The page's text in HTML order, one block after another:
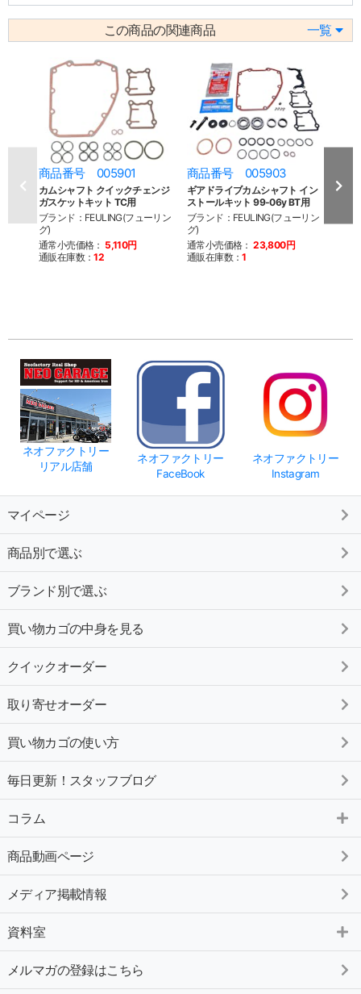
この商品の関連商品 一覧
商品番号 005901
カムシャフト クイックチェンジ
ガスケットキット TC用
ブランド：FEULING(フューリン
グ)
通常小売価格： 5,110円
通販在庫数：12
商品番号 005903
ギアドライブカムシャフト イン
ストールキット 99-06y BT用
ブランド：FEULING(フューリン
グ)
通常小売価格： 23,800円
通販在庫数：1
レー
ネオファクトリー
リアル店舗
ネオファクトリー
FaceBook
ネオファクトリー
Instagram
マイページ
商品別で選ぶ
ブランド別で選ぶ
買い物カゴの中身を見る
クイックオーダー
取り寄せオーダー
買い物カゴの使い方
毎日更新！スタッフブログ
コラム
商品動画ページ
メディア掲載情報
資料室
メルマガの登録はこちら